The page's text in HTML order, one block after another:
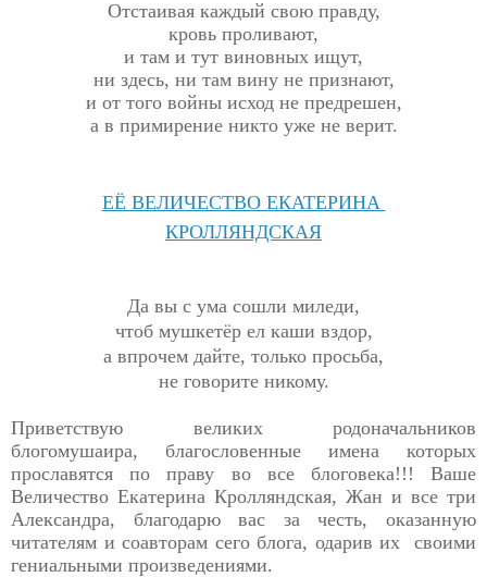
Отстаивая каждый свою правду,
кровь проливают,
и там и тут виновных ищут,
ни здесь, ни там вину не признают,
и от того войны исход не предрешен,
а в примирение никто уже не верит.
ЕЁ ВЕЛИЧЕСТВО ЕКАТЕРИНА
КРОЛЛЯНДСКАЯ
Да вы с ума сошли миледи,
чтоб мушкетёр ел каши вздор,
а впрочем дайте, только просьба,
не говорите никому.
Приветствую великих родоначальников
блогомушаира, благословенные имена которых
прославятся по праву во все блоговека!!! Ваше
Величество Екатерина Кролляндская, Жан и все три
Александра, благодарю вас за честь, оказанную
читателям и соавторам сего блога, одарив их своими
гениальными произведениями.